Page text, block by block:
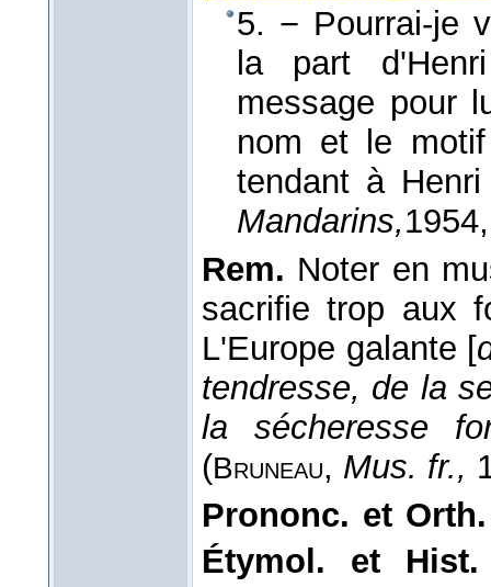
5. − Pourrai-je
la part
message pour
nom et le
tendant à
Mandarins,1954
Rem. Noter en
sacrifie trop aux
L'Europe galante [
tendresse, de la
la sécheresse
(Bruneau, Mus. fr.,
Prononc. et
Étymol. et Hist.